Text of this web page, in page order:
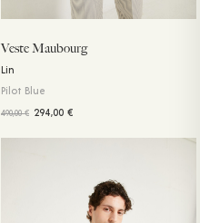
Veste Maubourg
Lin
Pilot Blue
490,00€ 294,00 €